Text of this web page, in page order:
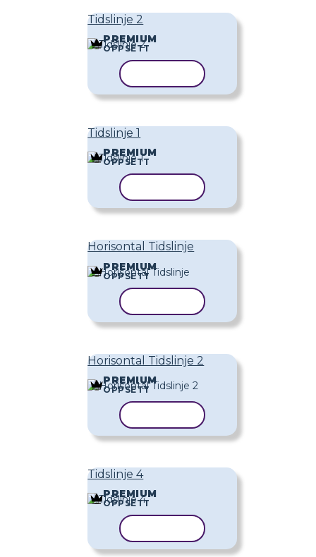
Tidslinje 2
PREMIUM
OPPSETT
Tidslinje 1
PREMIUM
OPPSETT
Horisontal Tidslinje
PREMIUM
OPPSETT
Horisontal Tidslinje 2
PREMIUM
OPPSETT
Tidslinje 4
PREMIUM
OPPSETT